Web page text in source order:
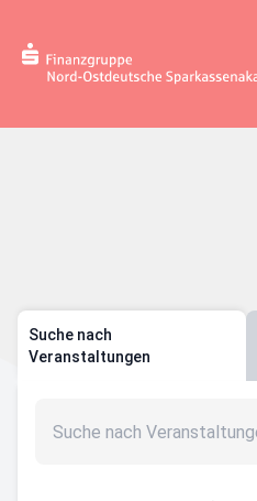
Suche nach
Veranstaltungen